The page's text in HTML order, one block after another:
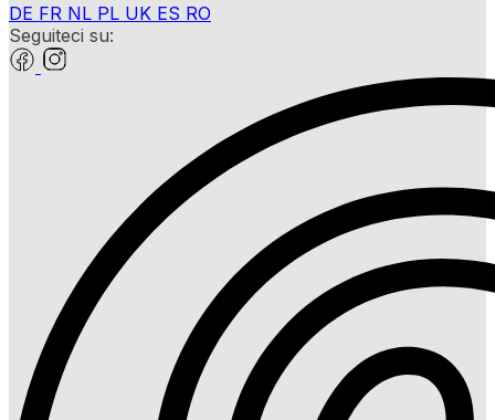
DE FR NL PL UK ES RO
Seguiteci su: